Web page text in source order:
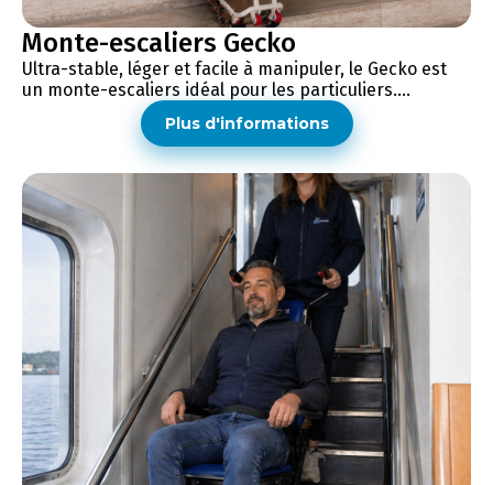
Monte-escaliers Gecko
Ultra-stable, léger et facile à manipuler, le Gecko est
un monte-escaliers idéal pour les particuliers....
Plus d'informations